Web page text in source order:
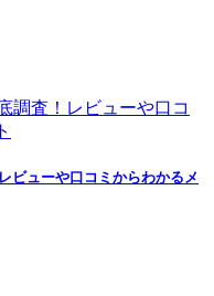
ビューや口コミからわかるメ